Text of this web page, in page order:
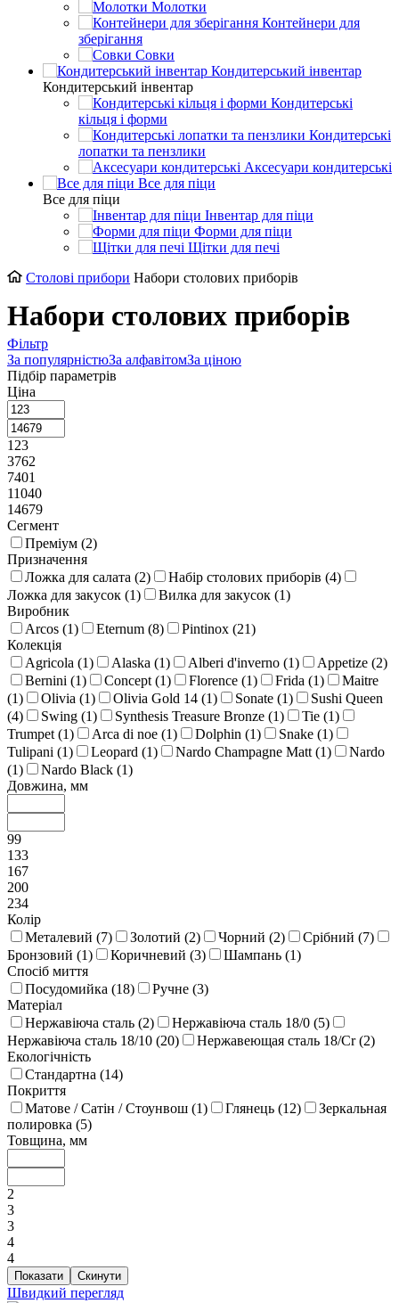
Молотки
Контейнери для
зберігання
Совки
Кондитерський інвентар
Кондитерський інвентар
Кондитерські
кільця і форми
Кондитерські
лопатки та пензлики
Аксесуари кондитерські
Все для піци
Все для піци
Інвентар для піци
Форми для піци
Щітки для печі
Столові прибори Набори столових приборів
Набори столових приборів
Фільтр
За популярністюЗа алфавітомЗа ціною
Підбір параметрів
Ціна
123
3762
7401
11040
14679
Сегмент
Преміум (2)
Призначення
Ложка для салата (2) Набір столових приборів (4)
Ложка для закусок (1) Вилка для закусок (1)
Виробник
Arcos (1) Eternum (8) Pintinox (21)
Колекція
Agricola (1) Alaska (1) Alberi d'inverno (1) Appetize (2)
Bernini (1) Concept (1) Florence (1) Frida (1)
Maitre
(1) Olivia (1) Olivia Gold 14 (1) Sonate (1)
Sushi Queen
(4) Swing (1) Synthesis Treasure Bronze (1) Tie (1)
Trumpet (1) Arca di noe (1) Dolphin (1) Snake (1)
Tulipani (1) Leopard (1) Nardo Champagne Matt (1)
Nardo
(1) Nardo Black (1)
Довжина, мм
99
133
167
200
234
Колір
Металевий (7) Золотий (2) Чорний (2) Срібний (7)
Бронзовий (1) Коричневий (3) Шампань (1)
Спосіб миття
Посудомийка (18) Ручне (3)
Матеріал
Нержавіюча сталь (2) Нержавіюча сталь 18/0 (5)
Нержавіюча сталь 18/10 (20) Нержавеющая сталь 18/Cr (2)
Екологічність
Стандартна (14)
Покриття
Матове / Сатін / Стоунвош (1) Глянець (12)
Зеркальная
полировка (5)
Товщина, мм
2
3
3
4
4
Швидкий перегляд